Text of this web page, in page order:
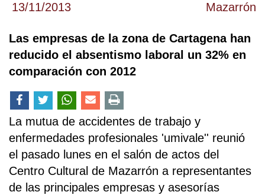
13/11/2013 Mazarrón
Las empresas de la zona de Cartagena han
reducido el absentismo laboral un 32% en
comparación con 2012
La mutua de accidentes de trabajo y
enfermedades profesionales 'umivale'' reunió
el pasado lunes en el salón de actos del
Centro Cultural de Mazarrón a representantes
de las principales empresas y asesorías